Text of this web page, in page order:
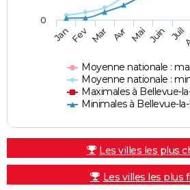
Moyenne nationale :
Moyenne nationale :
Maximales à Bellevue-
Minimales à Bellevue-
JanFev Mar Avr Mai Juin Juil
0
Les villes les plus
Les villes les plus